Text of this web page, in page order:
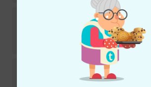
TV Classic BR UM N
Azonnal szállítható
59 990Ft
TV JonesTV Classic Plus BR UM N
2